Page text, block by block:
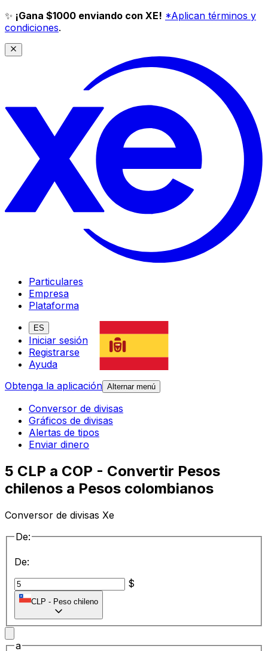
✨ ¡Gana $1000 enviando con XE! *Aplican términos y
condiciones.
Particulares
Empresa
Plataforma
ES
Iniciar sesión
Registrarse
Ayuda
Obtenga la aplicación Alternar menú
Conversor de divisas
Gráficos de divisas
Alertas de tipos
Enviar dinero
5 CLP a COP - Convertir Pesos
chilenos a Pesos colombianos
Conversor de divisas Xe
De:
De:
$
CLP - Peso chileno
a